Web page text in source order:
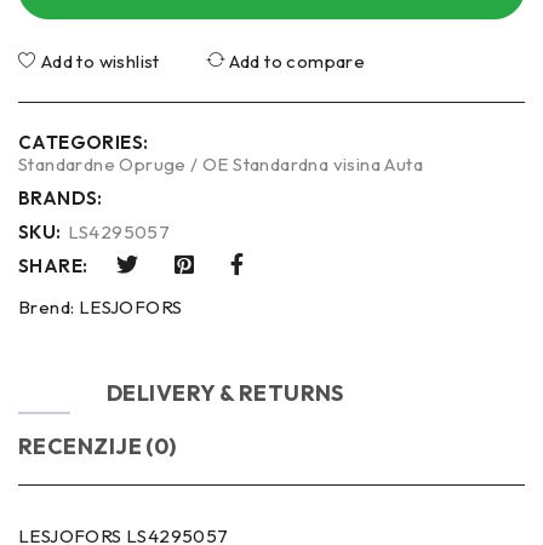
Add to wishlist Add to compare
CATEGORIES:
Standardne Opruge / OE Standardna visina Auta
BRANDS:
SKU: LS4295057
SHARE:
Brend: LESJOFORS
DELIVERY & RETURNS
RECENZIJE (0)
LESJOFORS LS4295057